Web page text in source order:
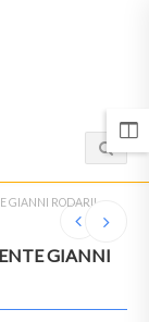
GIANNI RODARI!
GIANNI